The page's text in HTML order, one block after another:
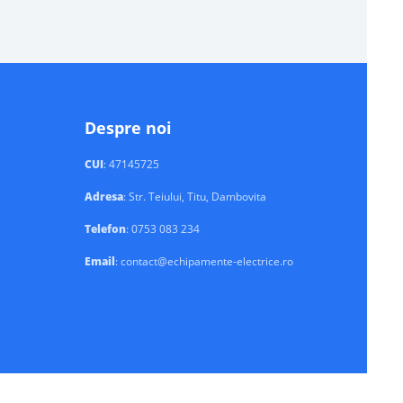
Despre noi
CUI: 47145725
Adresa: Str. Teiului, Titu, Dambovita
Telefon: 0753 083 234
Email: contact@echipamente-electrice.ro